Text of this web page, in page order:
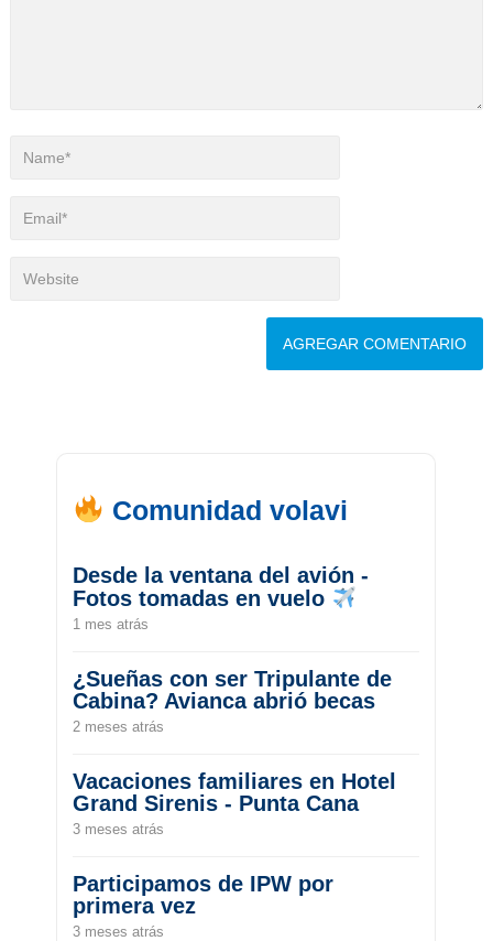
Comunidad volavi
Desde la ventana del avión -
Fotos tomadas en vuelo
1 mes atrás
¿Sueñas con ser Tripulante de
Cabina? Avianca abrió becas
2 meses atrás
Vacaciones familiares en Hotel
Grand Sirenis - Punta Cana
3 meses atrás
Participamos de IPW por
primera vez
3 meses atrás